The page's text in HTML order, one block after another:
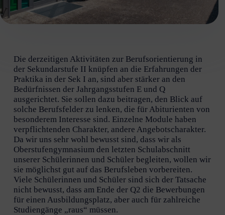
Die derzeitigen Aktivitäten zur Berufsorientierung in
der Sekundarstufe II knüpfen an die Erfahrungen der
Praktika in der Sek I an, sind aber stärker an den
Bedürfnissen der Jahrgangsstufen E und Q
ausgerichtet. Sie sollen dazu beitragen, den Blick auf
solche Berufsfelder zu lenken, die für Abiturienten von
besonderem Interesse sind. Einzelne Module haben
verpflichtenden Charakter, andere Angebotscharakter.
Da wir uns sehr wohl bewusst sind, dass wir als
Oberstufengymnasium den letzten Schulabschnitt
unserer Schülerinnen und Schüler begleiten, wollen wir
sie möglichst gut auf das Berufsleben vorbereiten.
Viele Schülerinnen und Schüler sind sich der Tatsache
nicht bewusst, dass am Ende der Q2 die Bewerbungen
für einen Ausbildungsplatz, aber auch für zahlreiche
Studiengänge „raus“ müssen.